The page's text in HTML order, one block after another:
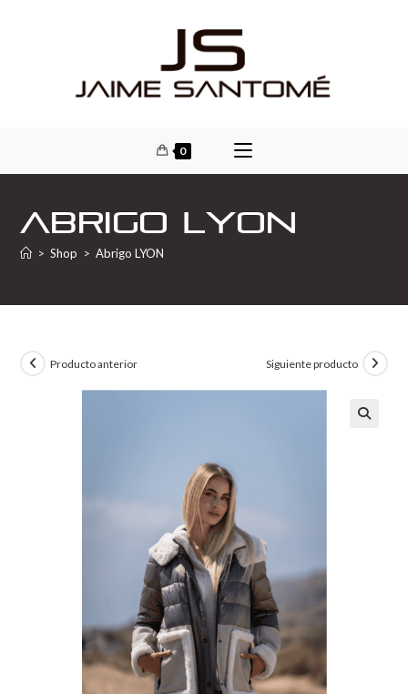
0
Abrigo LYON
> Shop > Abrigo LYON
Producto anterior Siguiente producto